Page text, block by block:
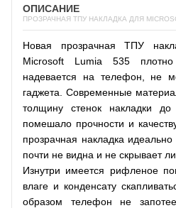
ОПИСАНИЕ
ПРОЗРАЧНАЯ ТПУ НАКЛАДКА ДЛЯ
Новая прозрачная ТПУ
Microsoft Lumia 535
надевается на телефон, не
гаджета. Современные
толщину стенок накладки
помешало прочности и
прозрачная накладка
почти не видна и не скрывает
Изнутри имеется рифленое
влаге и конденсату
образом телефон не